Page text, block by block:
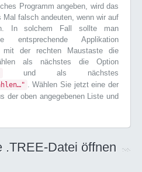
Programm angeben, wird das
falsch andeuten, wenn wir auf
In solchem Fall sollte man
entsprechende Applikation
mit der rechten Maustaste die
als nächstes die Option
und als nächstes
. Wählen Sie jetzt eine der
der oben angegebenen Liste und
.TREE-Datei öffnen